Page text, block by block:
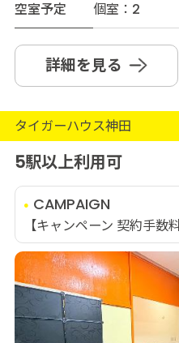
空室予定
個室：2
詳細を見る
タイガーハウス神田
5駅以上利用可
CAMPAIGN
【キャンペーン 契約手